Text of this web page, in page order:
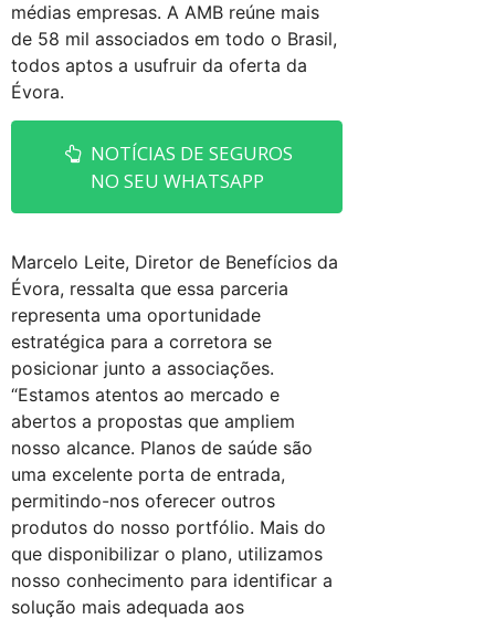
médias empresas. A AMB reúne mais
de 58 mil associados em todo o Brasil,
todos aptos a usufruir da oferta da
Évora.
NOTÍCIAS DE SEGUROS
NO SEU WHATSAPP
Marcelo Leite, Diretor de Benefícios da
Évora, ressalta que essa parceria
representa uma oportunidade
estratégica para a corretora se
posicionar junto a associações.
“Estamos atentos ao mercado e
abertos a propostas que ampliem
nosso alcance. Planos de saúde são
uma excelente porta de entrada,
permitindo-nos oferecer outros
produtos do nosso portfólio. Mais do
que disponibilizar o plano, utilizamos
nosso conhecimento para identificar a
solução mais adequada aos